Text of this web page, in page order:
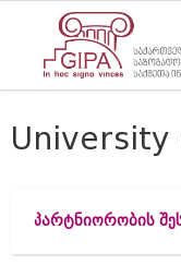
University
პარტნიორობის